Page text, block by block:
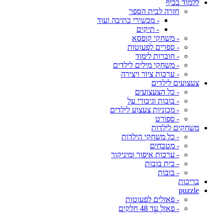
ללמוד בכיף
חזרה לבית הספר
- מכשירי כתיבה ועוד
- תיקים
- משחקי קופסא
- ספרים לפעוטות
- חוברות לימוד
- משחקי מילים לילדים
- ערכות ציור ויצירה
צעצועים לילדים
- כל הצעצועים
- בובות וגיבורי על
- מכוניות צעצוע לילדים
- ספורט
משחקים לילדות
- כל משחקי הילדות
- מטבחים
- ערכות איפור ומיניקור
- בית בובות
- בובות
בריכות
puzzle
- פאזלים לפעוטות
- פאזל עד 48 חלקים